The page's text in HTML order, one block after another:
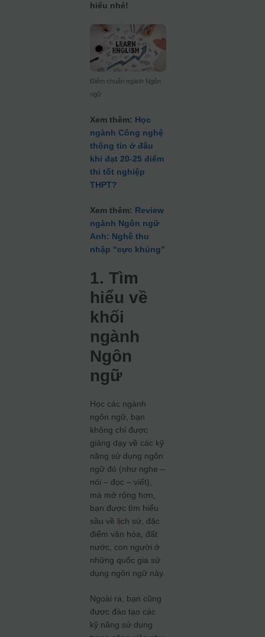
hiểu nhé!
Điểm chuẩn ngành Ngôn
ngữ
Xem thêm: Học
ngành Công nghệ
thông tin ở đâu
khi đạt 20-25 điểm
thi tốt nghiệp
THPT?
Xem thêm: Review
ngành Ngôn ngữ
Anh: Nghề thu
nhập “cực khủng”
1. Tìm
hiểu về
khối
ngành
Ngôn
ngữ
Học các ngành
ngôn ngữ, bạn
không chỉ được
giảng dạy về các kỹ
năng sử dụng ngôn
ngữ đó (như nghe –
nói – đọc – viết),
mà mở rộng hơn,
bạn được tìm hiểu
sầu về lịch sử, đặc
điểm văn hóa, đất
nước, con người ở
những quốc gia sử
dụng ngôn ngữ này.
Ngoài ra, bạn cũng
được đào tạo các
kỹ năng sử dụng